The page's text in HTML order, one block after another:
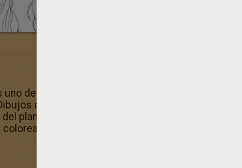
uno de los dibujos más seleccionado por nuestros
de MILEY CYRUS para colorear. ¡Tienes muy
planeta? Con Hellokids, procura imprimir Dibujos
online.